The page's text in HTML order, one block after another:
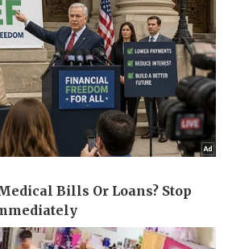
Công nghệ
Sành điệu
Tin Công nghệ